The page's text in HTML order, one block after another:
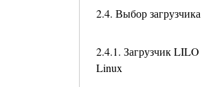
2.4. Выбор загрузчика
2.4.1. Загрузчик
Linux